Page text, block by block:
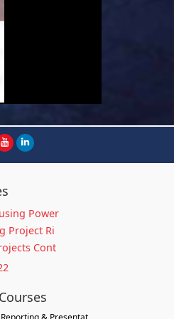
Power
Project Ri
Cont